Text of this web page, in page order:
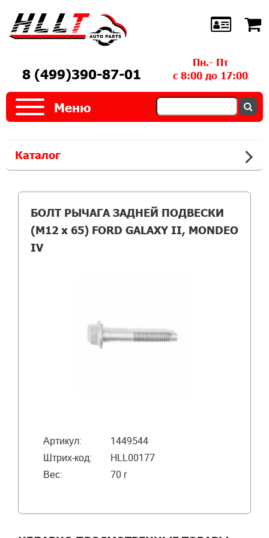
8 (499)390-87-01
Пн.- Пт
с 8:00 до 17:00
Меню
Каталог
БОЛТ РЫЧАГА ЗАДНЕЙ ПОДВЕСКИ
(M12 x 65) FORD GALAXY II, MONDEO
IV
Артикул:
1449544
Штрих-код:
HLL00177
Вес:
70 г